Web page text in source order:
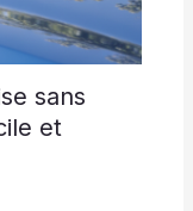
sans
et